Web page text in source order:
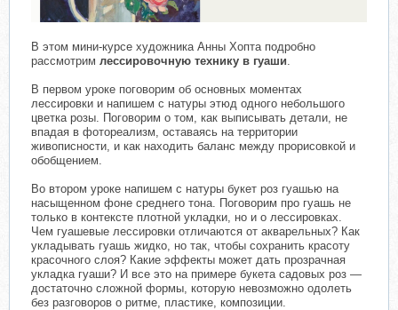
В этом мини-курсе художника Анны Хопта подробно
рассмотрим лессировочную технику в гуаши
В первом уроке поговорим об основных моментах
лессировки и напишем с натуры этюд одного небольшого
цветка розы. Поговорим о том, как выписывать детали, не
впадая в фотореализм, оставаясь на территории
живописности, и как находить баланс между прорисовкой и
обобщением.
Во втором уроке напишем с натуры букет роз гуашью на
насыщенном фоне среднего тона. Поговорим про гуашь не
только в контексте плотной укладки, но и о лессировках.
Чем гуашевые лессировки отличаются от акварельных? Как
укладывать гуашь жидко, но так, чтобы сохранить красоту
красочного слоя? Какие эффекты может дать прозрачная
укладка гуаши? И все это на примере букета садовых роз —
достаточно сложной формы, которую невозможно одолеть
без разговоров о ритме, пластике, композиции.